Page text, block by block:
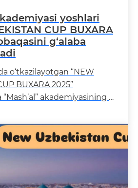
yoshlari
CUP BUXARA
g‘alaba
o‘tkazilayotgan “NEW
BUXARA 2025”
akademiyasining